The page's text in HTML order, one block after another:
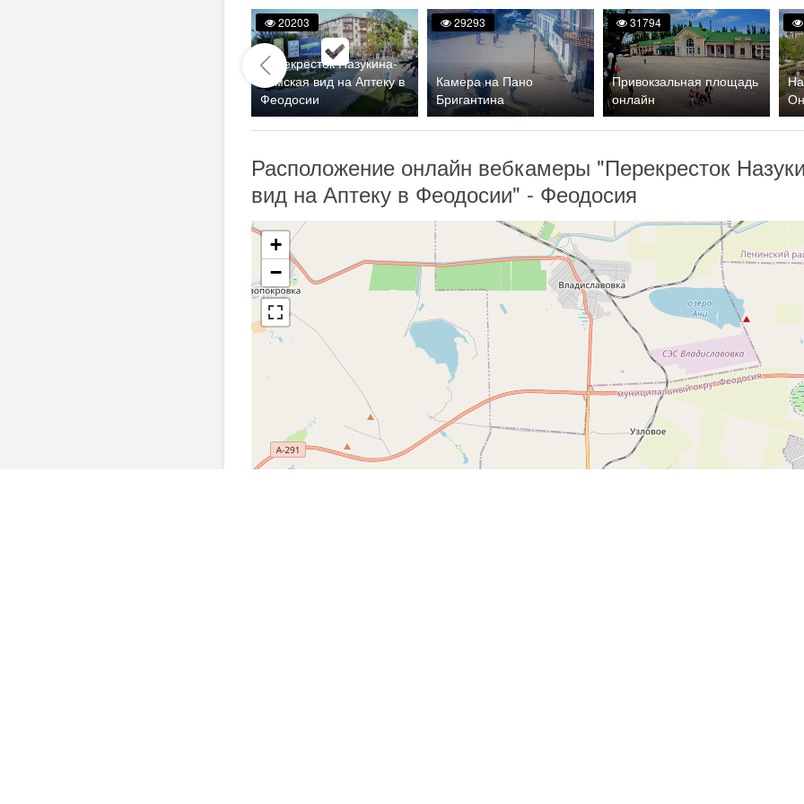
Перекресток Назукина-
Земская вид на Аптеку в
Феодосии
20203
Камера на Пано
Бригантина
29293
Привокзальная площадь
онлайн
31794
Расположение онлайн вебкамеры "Перекресток
вид на Аптеку в Феодосии" - Феодосия
+
−